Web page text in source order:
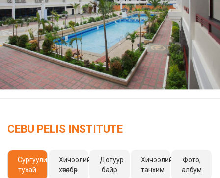
CEBU PELIS INSTITUTE
Сургуулийн
тухай
Хичээлийн
хөтөлбөр
Дотуур
байр
Хичээлийн
танхим
Фото,
албум